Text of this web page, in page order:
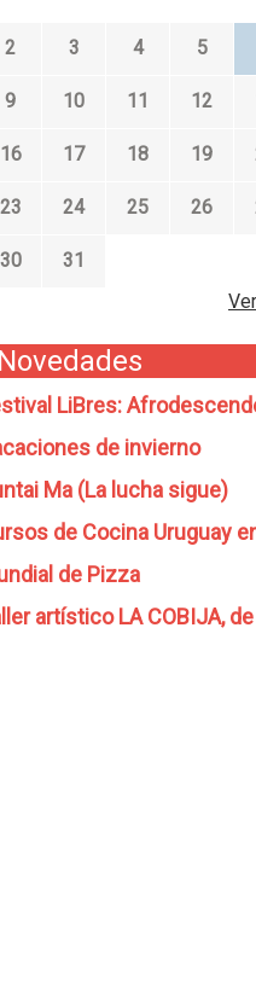
2 3 4 5
9 10 11 12
16 17 18 19
23 24 25 26
30
31
Novedades
LiBres:
de invierno
Ma (La lucha sigue)
de Cocina Uruguay
de Pizza
artístico LA COBIJA,